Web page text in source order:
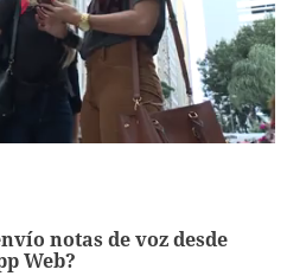
notas de voz desde
Web?